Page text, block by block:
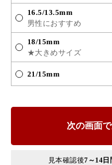
16.5/13.5mm
男性におすすめ
18/15mm
★大きめサイズ
21/15mm
見本確認後7～14日